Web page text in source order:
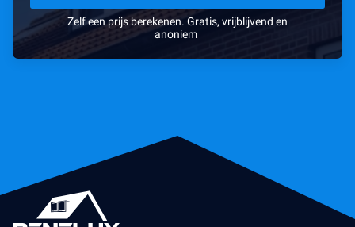
Zelf een prijs berekenen. Gratis, vrijblijvend en
anoniem